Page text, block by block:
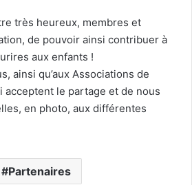
très heureux, membres et
de pouvoir ainsi contribuer à
aux enfants !
ainsi qu’aux Associations de
acceptent le partage et de nous
en photo, aux différentes
Partenaires